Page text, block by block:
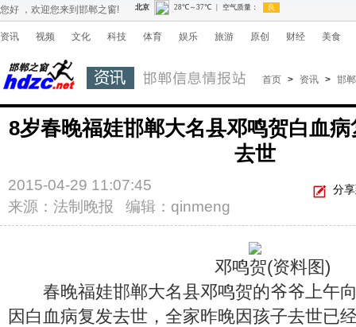
您好 ，欢迎您来到邯郸之窗!
资讯 视频 文化 科技 体育 娱乐 旅游 原创 财经 美食
首页 > 资讯 > 邯郸
8岁春晚福娃邯郸大名县邓鸣贺白血
去世
分
2015-04-29 11:07:45
来源：法制晚报 编辑：qinmeng
邓鸣贺(资料图)
春晚福娃邯郸大名县邓鸣贺的爷爷上午
因白血病复发去世，全家昨晚因孩子去世已